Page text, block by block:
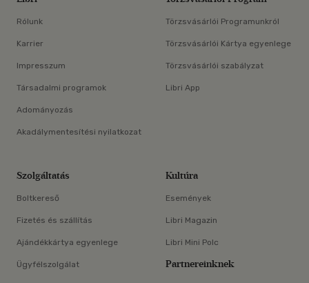
Rólunk
Karrier
Impresszum
Társadalmi programok
Adományozás
Akadálymentesítési nyilatkozat
Törzsvásárlói Programunkról
Törzsvásárlói Kártya egyenlege
Törzsvásárlói szabályzat
Libri App
Szolgáltatás
Boltkereső
Fizetés és szállítás
Ajándékkártya egyenlege
Ügyfélszolgálat
Kultúra
Események
Libri Magazin
Libri Mini Polc
Partnereinknek